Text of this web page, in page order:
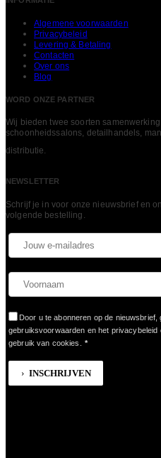
Algemene voorwaarden
Privacybeleid
Levering & Betaling
Contacten
Over ons
Blog
WORD ONZE PARTNER
Wij bieden twee soorten
schoonheidssalons, detailhandels,
distributie.
NEWSLETTER
Schrijf je in voor onze nieuwsbrief en
volgende bestelling.​
Door u te abonneren op de
gebruiksvoorwaarden en het
gebruik van cookies.
*
INSCHRIJVEN